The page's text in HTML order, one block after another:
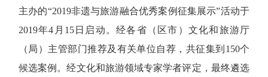
主办的“2019非遗与旅游融合优秀案例征集展示”活动于
2019年4月15日启动。经各省（区市）文化和旅游厅
（局）主管部门推荐及有关单位自荐，共征集到150个
候选案例。经文化和旅游领域专家学者评定，最终遴选